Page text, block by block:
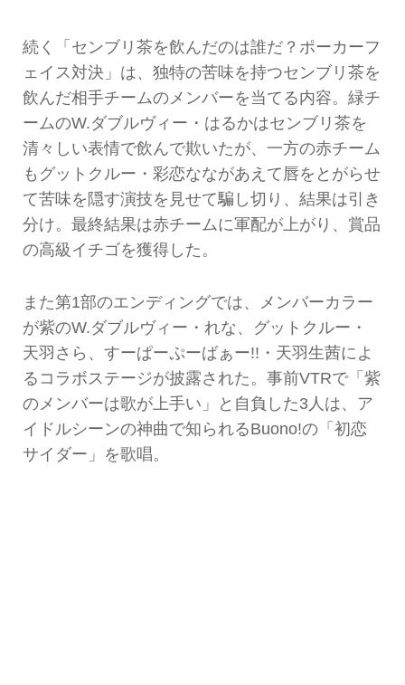
続く「センブリ茶を飲んだのは誰だ？ポーカーフ
ェイス対決」は、独特の苦味を持つセンブリ茶を
飲んだ相手チームのメンバーを当てる内容。緑チ
ームのW.ダブルヴィー・はるかはセンブリ茶を
清々しい表情で飲んで欺いたが、一方の赤チーム
もグットクルー・彩恋なながあえて唇をとがらせ
て苦味を隠す演技を見せて騙し切り、結果は引き
分け。最終結果は赤チームに軍配が上がり、賞品
の高級イチゴを獲得した。
また第1部のエンディングでは、メンバーカラー
が紫のW.ダブルヴィー・れな、グットクルー・
天羽さら、すーぱーぷーばぁー!!・天羽生茜によ
るコラボステージが披露された。事前VTRで「紫
のメンバーは歌が上手い」と自負した3人は、ア
イドルシーンの神曲で知られるBuono!の「初恋
サイダー」を歌唱。